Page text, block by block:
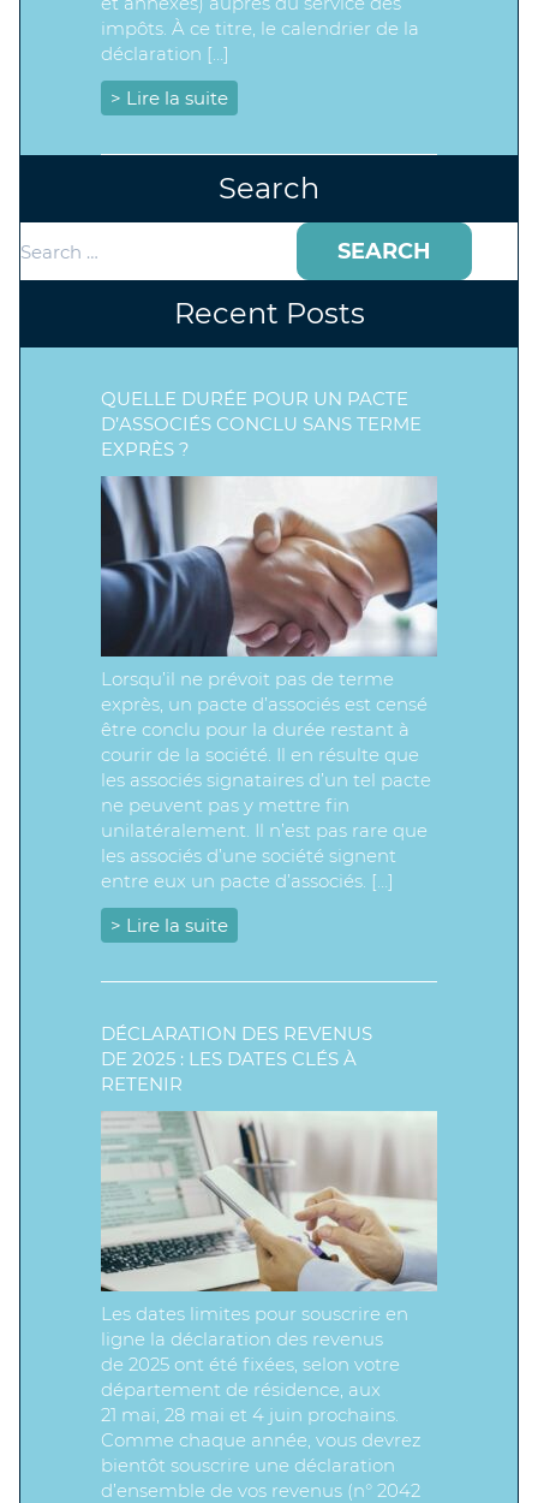
impôts. À ce titre, le calendrier de la
déclaration […]
> Lire la suite
Search
for:
Recent Posts
QUELLE DURÉE POUR UN PACTE
D’ASSOCIÉS CONCLU SANS TERME
EXPRÈS ?
Lorsqu’il ne prévoit pas de terme
exprès, un pacte d’associés est censé
être conclu pour la durée restant à
courir de la société. Il en résulte que
les associés signataires d’un tel pacte
ne peuvent pas y mettre fin
unilatéralement. Il n’est pas rare que
les associés d’une société signent
entre eux un pacte d’associés. […]
> Lire la suite
DÉCLARATION DES REVENUS
DE 2025 : LES DATES CLÉS À
RETENIR
Les dates limites pour souscrire en
ligne la déclaration des revenus
de 2025 ont été fixées, selon votre
département de résidence, aux
21 mai, 28 mai et 4 juin prochains.
Comme chaque année, vous devrez
bientôt souscrire une déclaration
d’ensemble de vos revenus (n° 2042